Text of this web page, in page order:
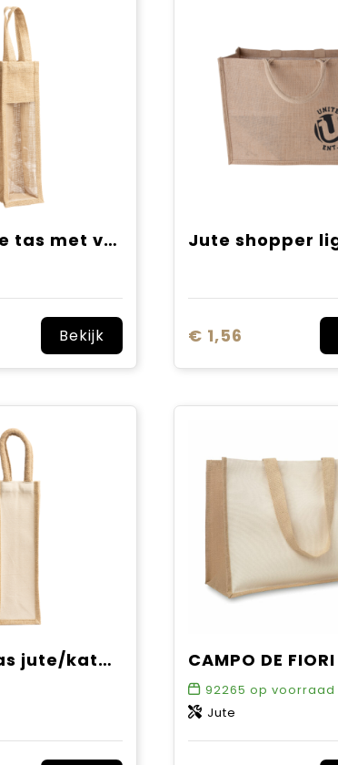
NIMBA jute tas met venster
Bekijk € 1,56
BELONA tas jute/katoen
92265 op voorraad
Jute